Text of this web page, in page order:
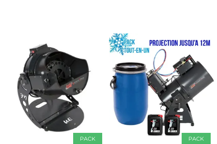
PACK PACK